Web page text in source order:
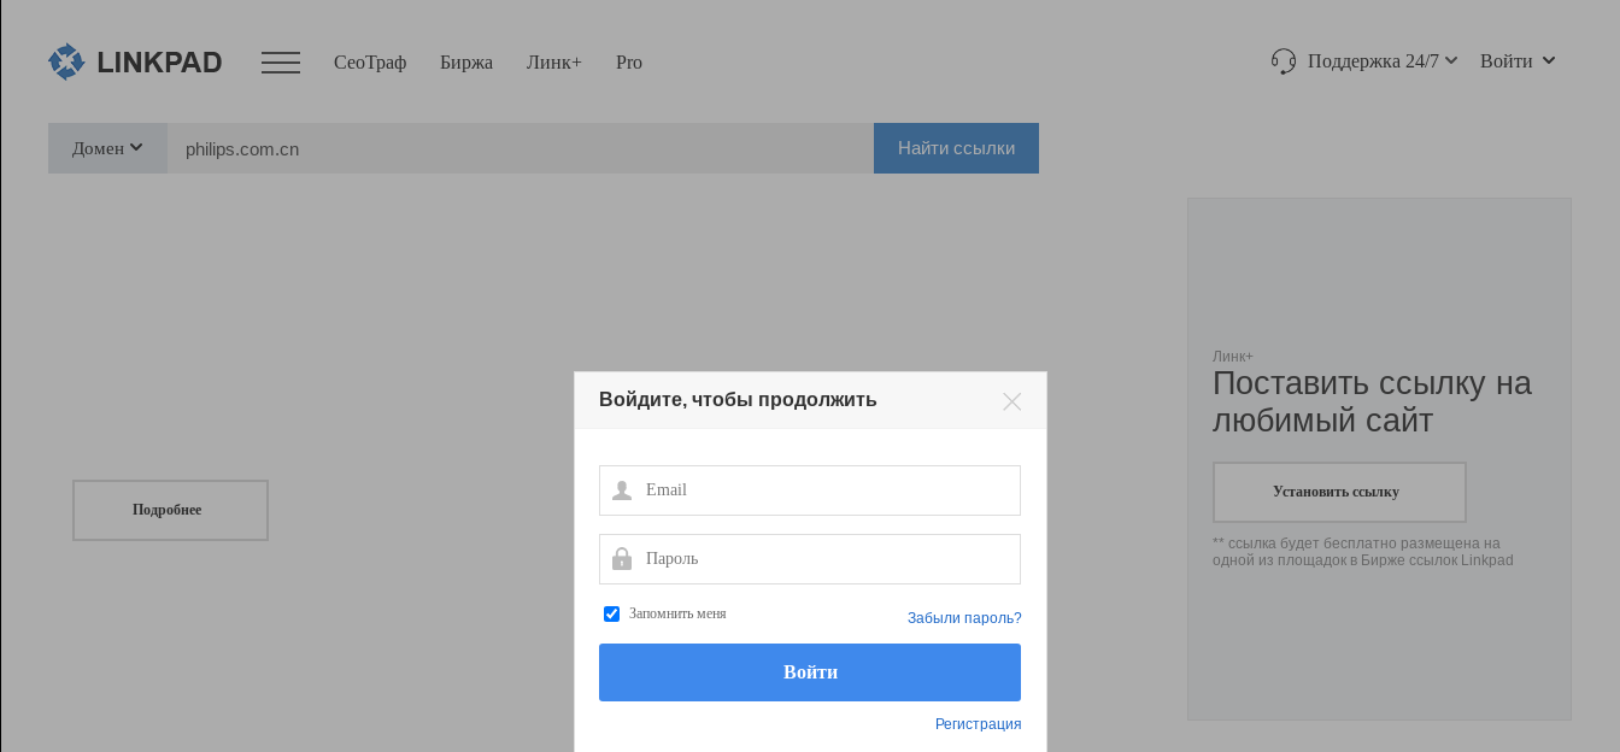
СеоТраф Биржа Линк+ Pro Поддержка 24/7 Войти
Домен Найти ссылки
Подробнее
Линк+
Поставить ссылку на
любимый сайт
Установить ссылку
** ссылка будет бесплатно размещена на
одной из площадок в Бирже ссылок Linkpad
Войдите, чтобы продолжить
Email
Пароль
Запомнить меня
Регистрация
Забыли пароль?